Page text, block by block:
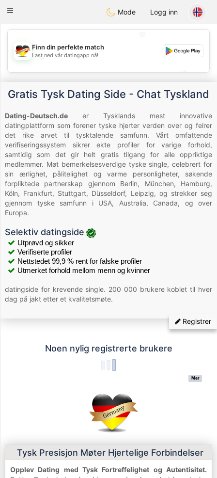
Deutsch Dating
Toggle
Mode Logg inn
💖
💕
Finn din perfekte match
Last ned vår datingapp nå!
Gratis Tysk Dating Side - Chat Tyskland
Dating-Deutsch.de er Tysklands mest innovative
datingplattform som forener tyske hjerter verden over og feirer
det rike arvet til tysktalende samfunn. Vårt omfattende
verifiseringssystem sikrer ekte profiler for varige forhold,
samtidig som det gir helt gratis tilgang for alle oppriktige
medlemmer. Møt bemerkelsesverdige tyske single, celebrert for
sin ærlighet, pålitelighet og varme personligheter, søkende
forpliktede partnerskap gjennom Berlin, München, Hamburg,
Köln, Frankfurt, Stuttgart, Düsseldorf, Leipzig, og strekker seg
gjennom tyske samfunn i USA, Australia, Canada, og over
Europa.
Selektiv datingside
Utprøvd og sikker
Verifiserte profiler
Nettstedet 99,9 % rent for falske profiler
Utmerket forhold mellom menn og kvinner
datingside for krevende single. 200 000 brukere koblet til hver
dag på jakt etter et kvalitetsmøte.
Registrer
Noen nylig registrerte brukere
Mer
Tysk Presisjon Møter Hjertelige Forbindelser
Opplev Dating med Tysk Fortreffelighet og Autentisitet.